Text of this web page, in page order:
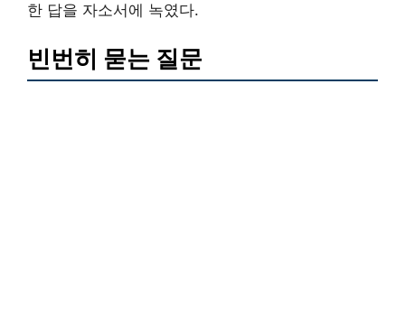
한 답을 자소서에 녹였다.
빈번히 묻는 질문